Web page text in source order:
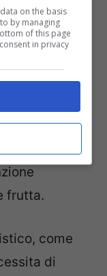
stile di
sani. Lei
è
mentale
sulNew
a tutte le
frutta.
come
di
on the basis
by managing
of this page
in privacy